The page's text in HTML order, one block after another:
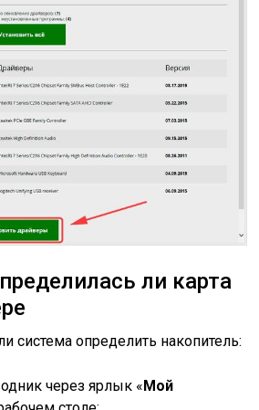
ли карта
система определить накопитель:
через ярлык «Мой